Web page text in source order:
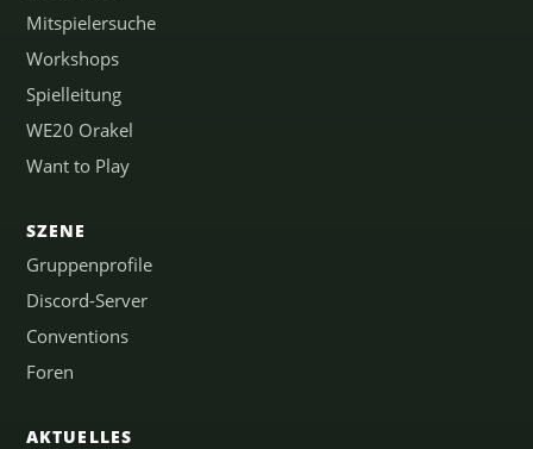
Mitspielersuche
Workshops
Spielleitung
WE20 Orakel
Want to Play
SZENE
Gruppenprofile
Discord-Server
Conventions
Foren
AKTUELLES